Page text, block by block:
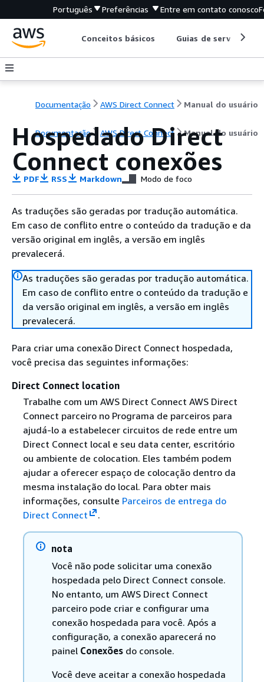
Português Preferências Entre em contato conosco
Conceitos básicos Guias de serviço
Documentação AWS Direct Connect Manual do usuário
Documentação AWS Direct Connect Manual do usuário
Hospedado Direct
Connect conexões
PDF RSS Markdown Modo de foco
As traduções são geradas por tradução automática.
Em caso de conflito entre o conteúdo da tradução e da
versão original em inglês, a versão em inglês
prevalecerá.
As traduções são geradas por tradução automática.
Em caso de conflito entre o conteúdo da tradução e
da versão original em inglês, a versão em inglês
prevalecerá.
Para criar uma conexão Direct Connect hospedada,
você precisa das seguintes informações:
Direct Connect location
Trabalhe com um AWS Direct Connect AWS Direct
Connect parceiro no Programa de parceiros para
ajudá-lo a estabelecer circuitos de rede entre um
Direct Connect local e seu data center, escritório
ou ambiente de colocation. Eles também podem
ajudar a oferecer espaço de colocação dentro da
mesma instalação do local. Para obter mais
informações, consulte Parceiros de entrega do
Direct Connect
.
nota
Você não pode solicitar uma conexão
hospedada pelo Direct Connect console.
No entanto, um AWS Direct Connect
parceiro pode criar e configurar uma
conexão hospedada para você. Após a
configuração, a conexão aparecerá no
painel Conexõesdo console.
Você deve aceitar a conexão hospedada